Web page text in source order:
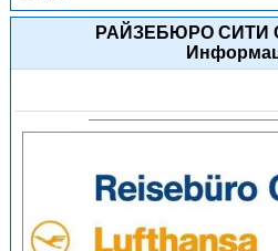
РАЙЗЕБЮРО СИТИ